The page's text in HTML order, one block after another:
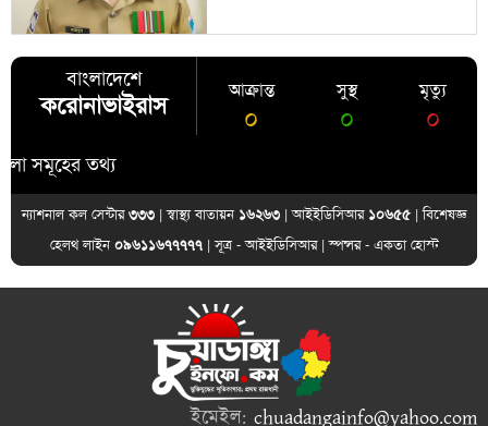
বাংলাদেশে
করোনাভাইরাস
আক্রান্ত
০
সুস্থ
০
মৃত্যু
০
তথ্য
ন্যাশনাল কল সেন্টার৩৩৩ | স্বাস্থ্য বাতায়ন ১৬২৬৩ | আইইডিসিআর ১০৬৫৫| বিশেষজ্ঞ
হেলথ লাইন ০৯৬১১৬৭৭৭৭৭| সূত্র -আইইডিসিআর| স্পন্সর - একতা হোস্ট
ইমেইল: chuadangainfo@yahoo.com